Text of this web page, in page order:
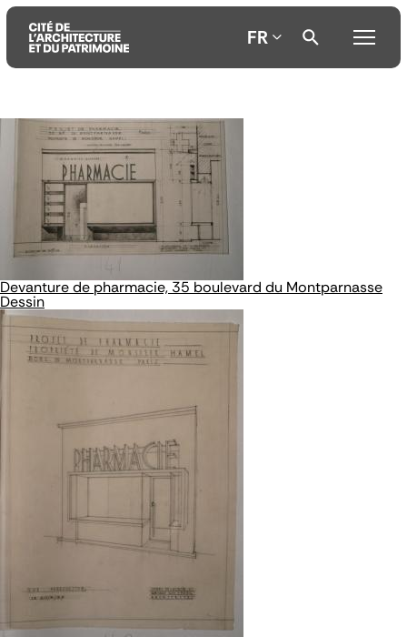
principal
principal
recherche
FR
Devanture de pharmacie, 35 boulevard du Montparnasse
Dessin